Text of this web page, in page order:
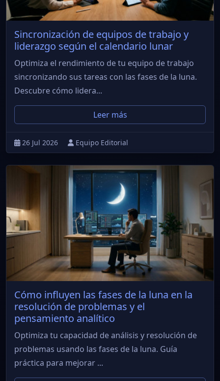
Sincronización de equipos de trabajo y
liderazgo según el calendario lunar
Optimiza el rendimiento de tu equipo de trabajo
sincronizando sus tareas con las fases de la luna.
Descubre cómo lidera...
Leer más
26 Jul 2026 Equipo Editorial
Cómo influyen las fases de la luna en la
resolución de problemas y el
pensamiento analítico
Optimiza tu capacidad de análisis y resolución de
problemas usando las fases de la luna. Guía
práctica para mejorar ...